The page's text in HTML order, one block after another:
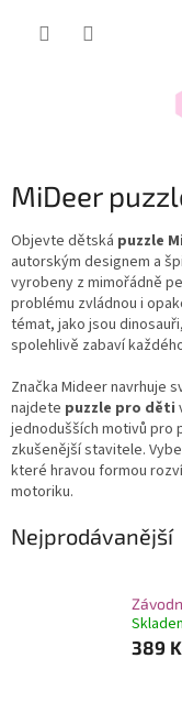
MiDeer
Objevte dětská puzzle
autorským designem a
vyrobeny z mimořádně
problému zvládnou i
témat, jako jsou
spolehlivě zabaví
Značka Mideer navrhuje
najdete puzzle pro děti
jednodušších motivů pro
zkušenější stavitele.
které hravou formou
motoriku.
Nejprodávanější
389